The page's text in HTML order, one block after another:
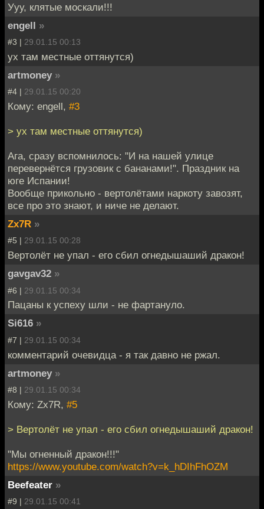
Ууу, клятые москали!!!
engell »
#3 | 29.01.15 00:13
ух там местные оттянутся)
artmoney »
#4 | 29.01.15 00:20
Кому: engell, #3
> ух там местные оттянутся)
Ага, сразу вспомнилось: "И на нашей улице
перевернётся грузовик с бананами!". Праздник на
юге Испании!
Вообще прикольно - вертолётами наркоту завозят,
все про это знают, и ниче не делают.
Zx7R »
#5 | 29.01.15 00:28
Вертолёт не упал - его сбил огнедышаший дракон!
gavgav32 »
#6 | 29.01.15 00:34
Пацаны к успеху шли - не фартануло.
Si616 »
#7 | 29.01.15 00:34
комментарий очевидца - я так давно не ржал.
artmoney »
#8 | 29.01.15 00:34
Кому: Zx7R, #5
> Вертолёт не упал - его сбил огнедышаший дракон!
"Мы огненный дракон!!!"
https://www.youtube.com/watch?v=k_hDIhFhOZM
Beefeater »
#9 | 29.01.15 00:41